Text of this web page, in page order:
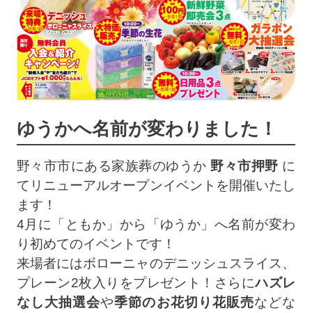
ゆうかへ名前が変わりました！
野々市市にある家族葬のゆうか 野々市押野 に
てリニューアルオープンイベントを開催いたし
ます！
4月に「ともか」から「ゆうか」へ名前が変わ
り初めてのイベントです！
来場者にはボローニャのデニッシュスライス、
プレーン2枚入りをプレゼント！さらにハズレ
なし大抽選会や季節のお花切り花販売などな